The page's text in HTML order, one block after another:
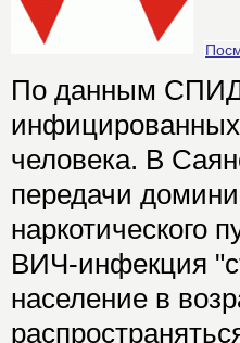
По данным
человека. В
передачи
наркотического
ВИЧ-инфекция
население в